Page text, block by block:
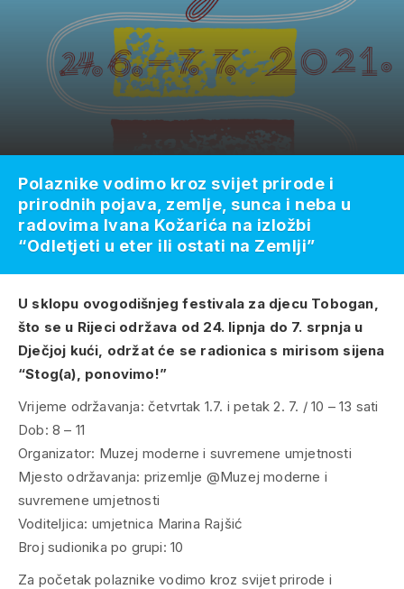
U sklopu ovogodišnjeg festivala za djecu Tobogan,
što se u Rijeci održava od 24. lipnja do 7. srpnja u
Dječjoj kući, održat će se radionica s mirisom sijena
“Stog(a), ponovimo!”
Vrijeme održavanja: četvrtak 1.7. i petak 2. 7. / 10 – 13 sati
Dob: 8 – 11
Organizator: Muzej moderne i suvremene umjetnosti
Mjesto održavanja: prizemlje @Muzej moderne i
suvremene umjetnosti
Voditeljica: umjetnica Marina Rajšić
Broj sudionika po grupi: 10
Za početak polaznike vodimo kroz svijet prirode i
Polaznike vodimo kroz svijet prirode i
prirodnih pojava, zemlje, sunca i neba u
radovima Ivana Kožarića na izložbi
“Odletjeti u eter ili ostati na Zemlji”